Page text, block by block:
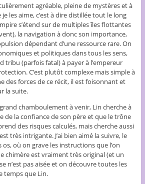
agréable, pleine de mystères et à
les aime, c’est à dire distillée tout le long
s’étend sur de multiples îles flottantes
la navigation à donc son importance,
dépendant d’une ressource rare. On
et politiques dans tous les sens,
tribu (parfois fatal) à payer à l’empereur
C’est plutôt complexe mais simple à
des forces de ce récit, il est foisonnant et
la suite.
chamboulement à venir, Lin cherche à
de la confiance de son père et que le trône
des risques calculés, mais cherche aussi
très intrigante. J’ai bien aimé la suivre, le
où on grave les instructions que l’on
chimère est vraiment très original (et un
n’est pas aisée et on découvre toutes les
temps que Lin.